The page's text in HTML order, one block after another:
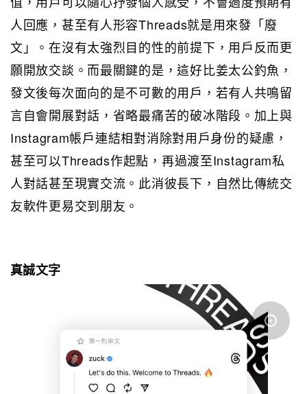
人回應，甚至有人形容Threads就是用來發「廢
文」。在沒有太強烈目的性的前提下，用戶反而更
願開放交談。而最關鍵的是，這好比姜太公釣魚，
發文後每次面向的是不可數的用戶，若有人共鳴留
言自會開展對話，省略最痛苦的破冰階段。加上與
Instagram帳戶連結相對消除對用戶身份的疑慮，
甚至可以Threads作起點，再過渡至Instagram私
人對話甚至現實交流。此消彼長下，自然比傳統交
友軟件更易交到朋友。
真誠文字